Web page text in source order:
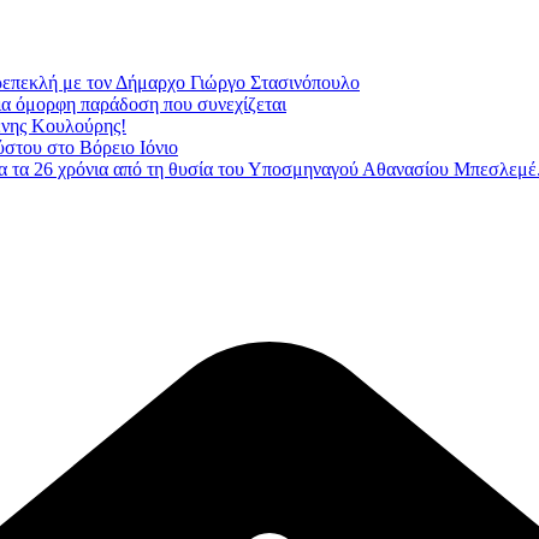
με τον Δήμαρχο Γιώργο Στασινόπουλο
όμορφη παράδοση που συνεχίζεται
Κουλούρης!
στο Βόρειο Ιόνιο
26 χρόνια από τη θυσία του Υποσμηναγού Αθανασίου